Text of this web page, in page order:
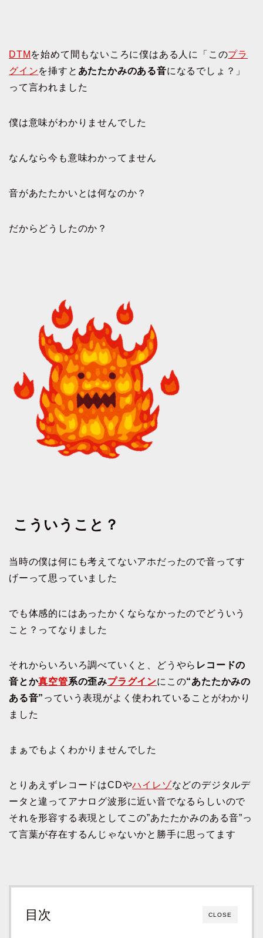
DTM を始めて間もないころに僕はある人に「このプラ
グインを挿すと あたたかみのある音になるでしょ？」
って言われました
僕は意味がわかりませんでした
なんなら今も意味わかってません
音があたたかいとは何なのか？
だからどうしたのか？
こういうこと？
当時の僕は何にも考えてないアホだったので音ってす
げーって思っていました
でも体感的にはあったかくならなかったのでどういう
こと？ってなりました
それからいろいろ調べていくと、どうやら レコードの
音とか真空管系の歪みプラグインにこの“あたたかみの
ある音” っていう表現がよく使われていることがわかり
ました
まぁでもよくわかりませんでした
とりあえずレコードはCDやハイレゾなどのデジタルデ
ータと違ってアナログ波形に近い音でなるらしいので
それを形容する表現としてこの”あたたかみのある音”っ
て言葉が存在するんじゃないかと勝手に思ってます
CLOSE
目次